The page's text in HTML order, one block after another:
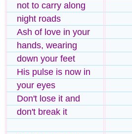
not to carry along
night roads
Ash of love in your
hands, wearing
down your feet
His pulse is now in
your eyes
Don't lose it and
don't break it